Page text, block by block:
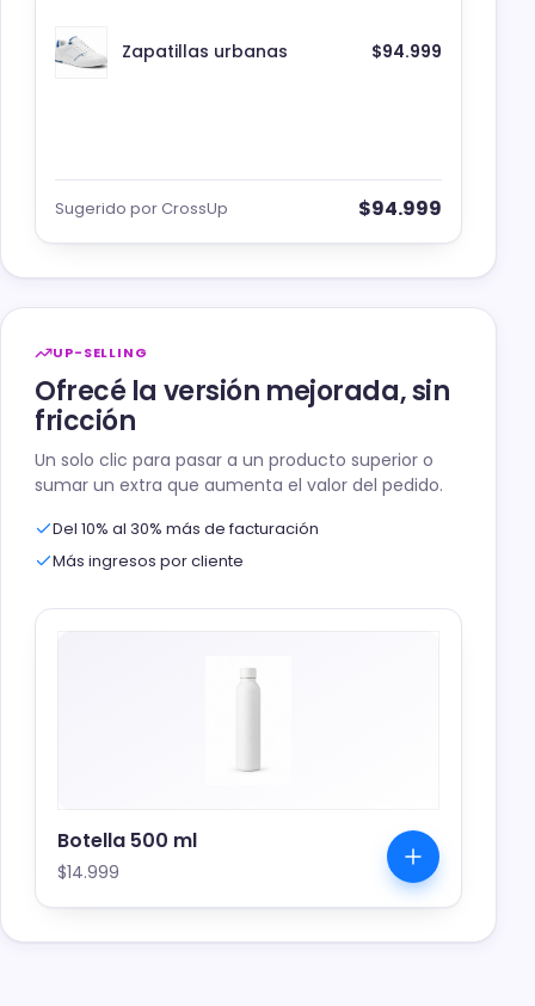
Zapatillas urbanas $94.999
Sugerido por CrossUp $94.999
UP-SELLING
Ofrecé la versión mejorada, sin
fricción
Un solo clic para pasar a un producto superior o
sumar un extra que aumenta el valor del pedido.
Del 10% al 30% más de facturación
Más ingresos por cliente
Botella 500 ml
$14.999